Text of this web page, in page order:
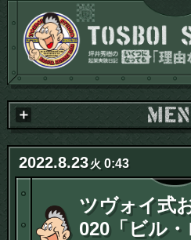
2022.8.23火 0:43
ツヴォイ式
020「ビル・